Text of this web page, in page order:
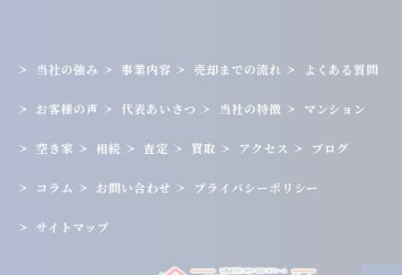
当社の強み 事業内容 売却までの流れ よくある質問
お客様の声 代表あいさつ 当社の特徴 マンション
空き家 相続 査定 買取 アクセス ブログ
コラム お問い合わせ プライバシーポリシー
サイトマップ